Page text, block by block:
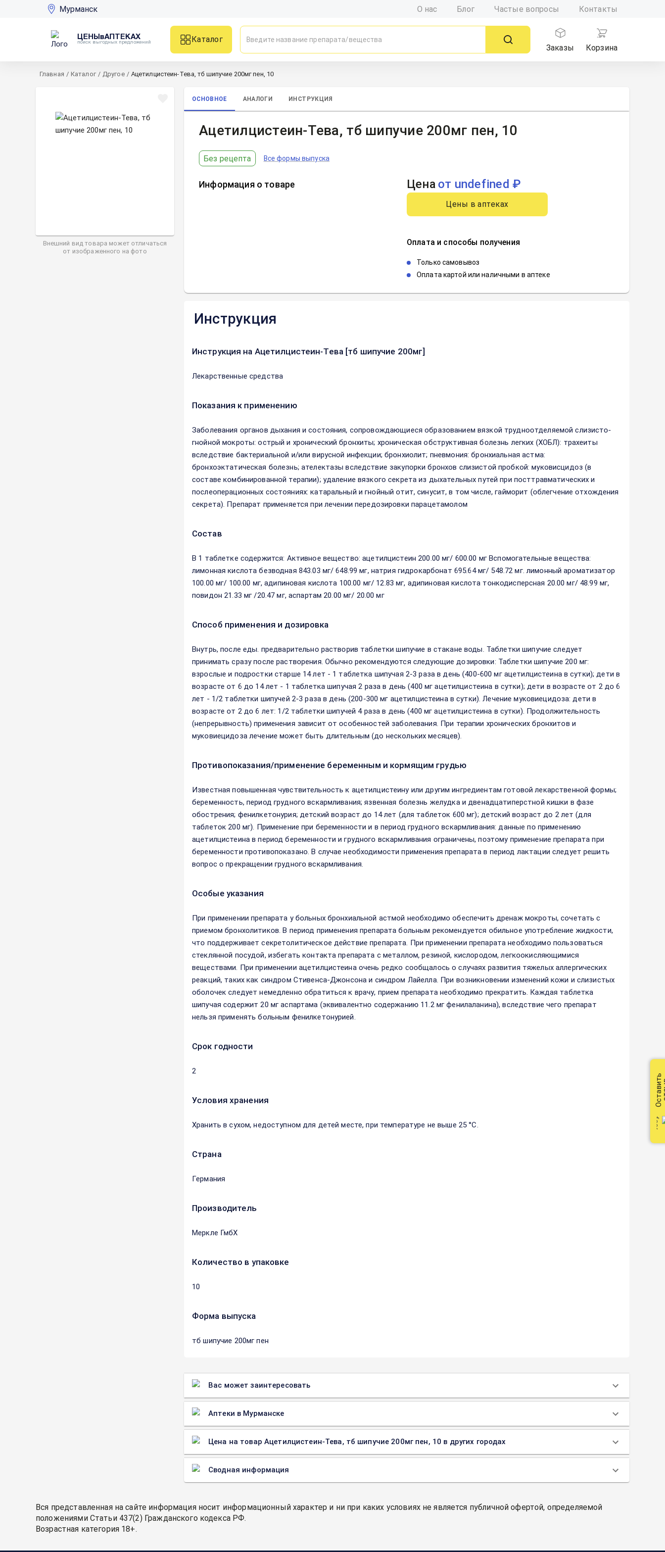
Мурманск О нас Блог Частые вопросы Контакты
ЦЕНЫвАПТЕКАХ
поиск выгодных предложений
Каталог
Заказы
Корзина
Главная / Каталог / Другое / Ацетилцистеин-Тева, тб шипучие 200мг пен, 10
Внешний вид товара может отличаться
от изображенного на фото
ОСНОВНОЕ АНАЛОГИ ИНСТРУКЦИЯ
Ацетилцистеин-Тева, тб шипучие 200мг пен, 10
Без рецепта Все формы выпуска
Информация о товаре Цена от undefined ₽
Цены в аптеках
Оплата и способы получения
Только самовывоз
Оплата картой или наличными в аптеке
Инструкция
Инструкция на Ацетилцистеин-Тева [тб шипучие 200мг]
Лекарственные средства
Показания к применению
Заболевания органов дыхания и состояния, сопровождающиеся образованием вязкой трудноотделяемой слизисто-
гнойной мокроты: острый и хронический бронхиты; хроническая обструктивная болезнь легких (ХОБЛ): трахеиты
вследствие бактериальной и/или вирусной инфекции; бронхиолит; пневмония: бронхиальная астма:
бронхоэктатическая болезнь; ателектазы вследствие закупорки бронхов слизистой пробкой: муковисцидоз (в
составе комбинированной терапии); удаление вязкого секрета из дыхательных путей при посттравматических и
послеоперационных состояниях: катаральный и гнойный отит, синусит, в том числе, гайморит (облегчение отхождения
секрета). Препарат применяется при лечении передозировки парацетамолом
Состав
В 1 таблетке содержится: Активное вещество: ацетилцистеин 200.00 мг/ 600.00 мг Вспомогательные вещества:
лимонная кислота безводная 843.03 мг/ 648.99 мг, натрия гидрокарбонат 695.64 мг/ 548.72 мг. лимонный ароматизатор
100.00 мг/ 100.00 мг, адипиновая кислота 100.00 мг/ 12.83 мг, адипиновая кислота тонкодисперсная 20.00 мг/ 48.99 мг,
повидон 21.33 мг /20.47 мг, аспартам 20.00 мг/ 20.00 мг
Способ применения и дозировка
Внутрь, после еды. предварительно растворив таблетки шипучие в стакане воды. Таблетки шипучие следует
принимать сразу после растворения. Обычно рекомендуются следующие дозировки: Таблетки шипучие 200 мг:
взрослые и подростки старше 14 лет - 1 таблетка шипучая 2-3 раза в день (400-600 мг ацетилцистеина в сутки); дети в
возрасте от 6 до 14 лет - 1 таблетка шипучая 2 раза в день (400 мг ацетилцистеина в сутки); дети в возрасте от 2 до 6
лет - 1/2 таблетки шипучей 2-3 раза в день (200-300 мг ацетилцистеина в сутки). Лечение муковиецидоза: дети в
возрасте от 2 до 6 лет: 1/2 таблетки шипучей 4 раза в день (400 мг ацетилцистеина в сутки). Продолжительность
(непрерывность) применения зависит от особенностей заболевания. При терапии хронических бронхитов и
муковиецидоза лечение может быть длительным (до нескольких месяцев).
Противопоказания/применение беременным и кормящим грудью
Известная повышенная чувствительность к ацетилцистеину или другим ингредиентам готовой лекарственной формы;
беременность, период грудного вскармливания; язвенная болезнь желудка и двенадцатиперстной кишки в фазе
обострения; фенилкетонурия; детский возраст до 14 лет (для таблеток 600 мг); детский возраст до 2 лет (для
таблеток 200 мг). Применение при беременности и в период грудного вскармливания: данные по применению
ацетилцистеина в период беременности и грудного вскармливания ограничены, поэтому применение препарата при
беременности противопоказано. В случае необходимости применения препарата в период лактации следует решить
вопрос о прекращении грудного вскармливания.
Особые указания
При применении препарата у больных бронхиальной астмой необходимо обеспечить дренаж мокроты, сочетать с
приемом бронхолитиков. В период применения препарата больным рекомендуется обильное употребление жидкости,
что поддерживает секретолитическое действие препарата. При применении препарата необходимо пользоваться
стеклянной посудой, избегать контакта препарата с металлом, резиной, кислородом, легкоокисляющимися
веществами. При применении ацетилцистеина очень редко сообщалось о случаях развития тяжелых аллергических
реакций, таких как синдром Стивенса-Джонсона и синдром Лайелла. При возникновении изменений кожи и слизистых
оболочек следует немедленно обратиться к врачу, прием препарата необходимо прекратить. Каждая таблетка
шипучая содержит 20 мг аспартама (эквивалентно содержанию 11.2 мг фенилаланина), вследствие чего препарат
нельзя применять больным фенилкетонурией.
Срок годности
2
Условия хранения
Хранить в сухом, недоступном для детей месте, при температуре не выше 25 °С.
Страна
Германия
Производитель
Меркле ГмбХ
Количество в упаковке
10
Форма выпуска
тб шипучие 200мг пен
Вас может заинтересовать
Аптеки в Мурманске
Цена на товар Ацетилцистеин-Тева, тб шипучие 200мг пен, 10 в других городах
Сводная информация
Вся представленная на сайте информация носит информационный характер и ни при каких условиях не является публичной офертой, определяемой
положениями Статьи 437(2) Гражданского кодекса РФ.
Возрастная категория 18+.
Оставить